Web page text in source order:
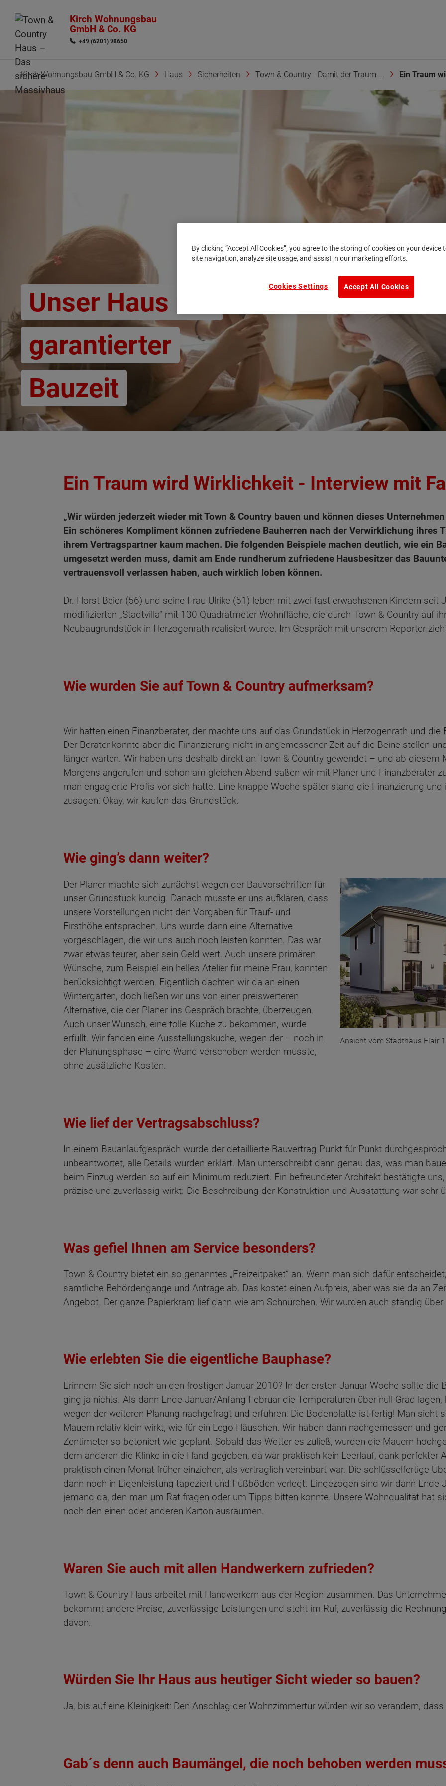
Kirch Wohnungsbau
GmbH & Co. KG
+49 (6201) 98650
Kirch Wohnungsbau GmbH & Co. KG Haus Sicherheiten Town & Country - Damit der Traum ... Ein Traum
Unser Haus mit
garantierter
Bauzeit
Ein Traum wird Wirklichkeit - Interview mit
„Wir würden jederzeit wieder mit Town & Country bauen und können dieses
Ein schöneres Kompliment können zufriedene Bauherren nach der Verwirklichung ihres
ihrem Vertragspartner kaum machen. Die folgenden Beispiele machen deutlich, wie ein
umgesetzt werden muss, damit am Ende rundherum zufriedene Hausbesitzer das
vertrauensvoll verlassen haben, auch wirklich loben können.
Dr. Horst Beier (56) und seine Frau Ulrike (51) leben mit zwei fast erwachsenen Kindern seit
modifizierten „Stadtvilla“ mit 130 Quadratmeter Wohnfläche, die durch Town & Country auf
Neubaugrundstück in Herzogenrath realisiert wurde. Im Gespräch mit unserem Reporter
Wie wurden Sie auf Town & Country aufmerksam?
Wir hatten einen Finanzberater, der machte uns auf das Grundstück in Herzogenrath und
Der Berater konnte aber die Finanzierung nicht in angemessener Zeit auf die Beine stellen
länger warten. Wir haben uns deshalb direkt an Town & Country gewendet – und ab
Morgens angerufen und schon am gleichen Abend saßen wir mit Planer und Finanzberater
man engagierte Profis vor sich hatte. Eine knappe Woche später stand die Finanzierung
zusagen: Okay, wir kaufen das Grundstück.
Wie ging’s dann weiter?
Ansicht vom Stadthaus Flair
Der Planer machte sich zunächst wegen der Bauvorschriften für
unser Grundstück kundig. Danach musste er uns aufklären, dass
unsere Vorstellungen nicht den Vorgaben für Trauf- und
Firsthöhe entsprachen. Uns wurde dann eine Alternative
vorgeschlagen, die wir uns auch noch leisten konnten. Das war
zwar etwas teurer, aber sein Geld wert. Auch unsere primären
Wünsche, zum Beispiel ein helles Atelier für meine Frau, konnten
berücksichtigt werden. Eigentlich dachten wir da an einen
Wintergarten, doch ließen wir uns von einer preiswerteren
Alternative, die der Planer ins Gespräch brachte, überzeugen.
Auch unser Wunsch, eine tolle Küche zu bekommen, wurde
erfüllt. Wir fanden eine Ausstellungsküche, wegen der – noch in
der Planungsphase – eine Wand verschoben werden musste,
ohne zusätzliche Kosten.
Wie lief der Vertragsabschluss?
In einem Bauanlaufgespräch wurde der detaillierte Bauvertrag Punkt für Punkt
unbeantwortet, alle Details wurden erklärt. Man unterschreibt dann genau das, was man
beim Einzug werden so auf ein Minimum reduziert. Ein befreundeter Architekt bestätigte
präzise und zuverlässig wirkt. Die Beschreibung der Konstruktion und Ausstattung war sehr
Was gefiel Ihnen am Service besonders?
Town & Country bietet ein so genanntes „Freizeitpaket“ an. Wenn man sich dafür
sämtliche Behördengänge und Anträge ab. Das kostet einen Aufpreis, aber was sie da an
Angebot. Der ganze Papierkram lief dann wie am Schnürchen. Wir wurden auch ständig
Wie erlebten Sie die eigentliche Bauphase?
Erinnern Sie sich noch an den frostigen Januar 2010? In der ersten Januar-Woche sollte die
ging ja nichts. Als dann Ende Januar/Anfang Februar die Temperaturen über null Grad
wegen der weiteren Planung nachgefragt und erfuhren: Die Bodenplatte ist fertig! Man sieht
Mauern relativ klein wirkt, wie für ein Lego-Häuschen. Wir haben dann nachgemessen und
Zentimeter so betoniert wie geplant. Sobald das Wetter es zuließ, wurden die Mauern
dem anderen die Klinke in die Hand gegeben, da war praktisch kein Leerlauf, dank perfekter
praktisch einen Monat früher einziehen, als vertraglich vereinbart war. Die schlüsselfertige
dann noch in Eigenleistung tapeziert und Fußböden verlegt. Eingezogen sind wir dann Ende
jemand da, den man um Rat fragen oder um Tipps bitten konnte. Unsere Wohnqualität hat
noch den einen oder anderen Karton ausräumen.
Waren Sie auch mit allen Handwerkern zufrieden?
Town & Country Haus arbeitet mit Handwerkern aus der Region zusammen. Das
bekommt andere Preise, zuverlässige Leistungen und steht im Ruf, zuverlässig die
davon.
Würden Sie Ihr Haus aus heutiger Sicht wieder so bauen?
Ja, bis auf eine Kleinigkeit: Den Anschlag der Wohnzimmertür würden wir so verändern,
Gab´s denn auch Baumängel, die noch behoben werden
By clicking “Accept All Cookies”, you agree to the storing of cookies on your device
site navigation, analyze site usage, and assist in our marketing efforts.
Accept All Cookies
Cookies Settings